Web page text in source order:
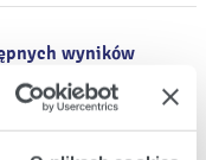
wyników